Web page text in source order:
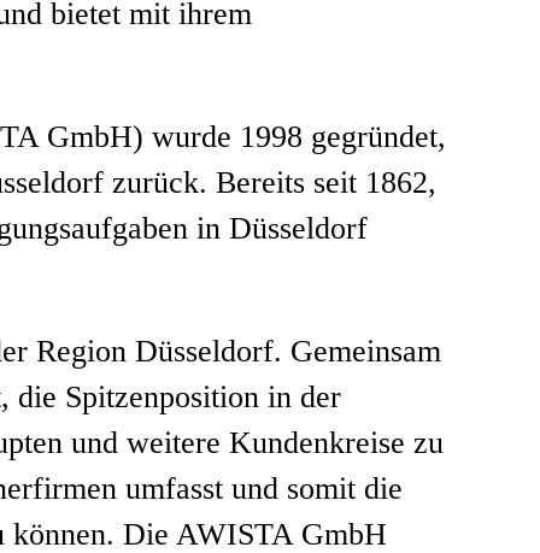
bietet mit ihrem
GmbH) wurde 1998 gegründet,
zurück. Bereits seit 1862,
in Düsseldorf
Region Düsseldorf. Gemeinsam
die Spitzenposition in der
und weitere Kundenkreise zu
umfasst und somit die
können. Die AWISTA GmbH